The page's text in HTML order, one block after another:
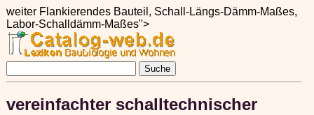
weiter Flankierendes Bauteil, Schall-Längs-Dämm-Maßes,
Labor-Schalldämm-Maßes">
vereinfachter schalltechnischer